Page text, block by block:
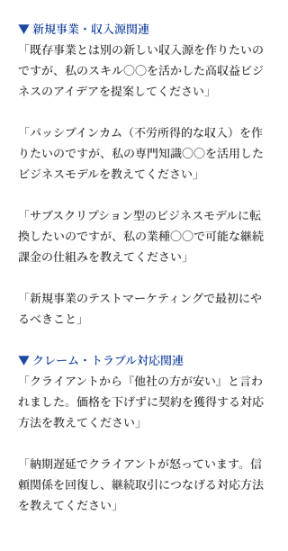
▼ 新規事業・収入源関連
「既存事業とは別の新しい収入源を作りたいの
ですが、私のスキル〇〇を活かした高収益ビジ
ネスのアイデアを提案してください」
「パッシブインカム（不労所得的な収入）を作
りたいのですが、私の専門知識〇〇を活用した
ビジネスモデルを教えてください」
「サブスクリプション型のビジネスモデルに転
換したいのですが、私の業種〇〇で可能な継続
課金の仕組みを教えてください」
「新規事業のテストマーケティングで最初にや
るべきこと」
▼ クレーム・トラブル対応関連
「クライアントから『他社の方が安い』と言わ
れました。価格を下げずに契約を獲得する対応
方法を教えてください」
「納期遅延でクライアントが怒っています。信
頼関係を回復し、継続取引につなげる対応方法
を教えてください」